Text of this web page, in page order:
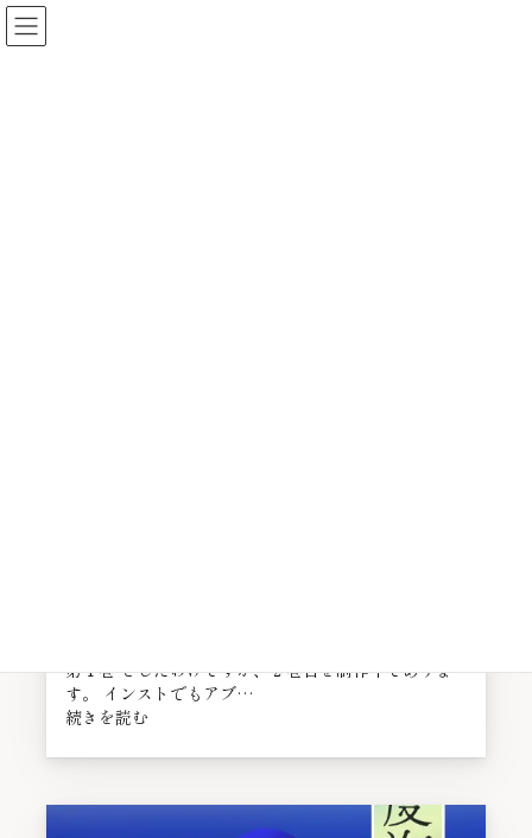
無意味な風景
第１巻 としたわけですが、２巻目を制作中でありま
す。 インストでもアブ…
続きを読む